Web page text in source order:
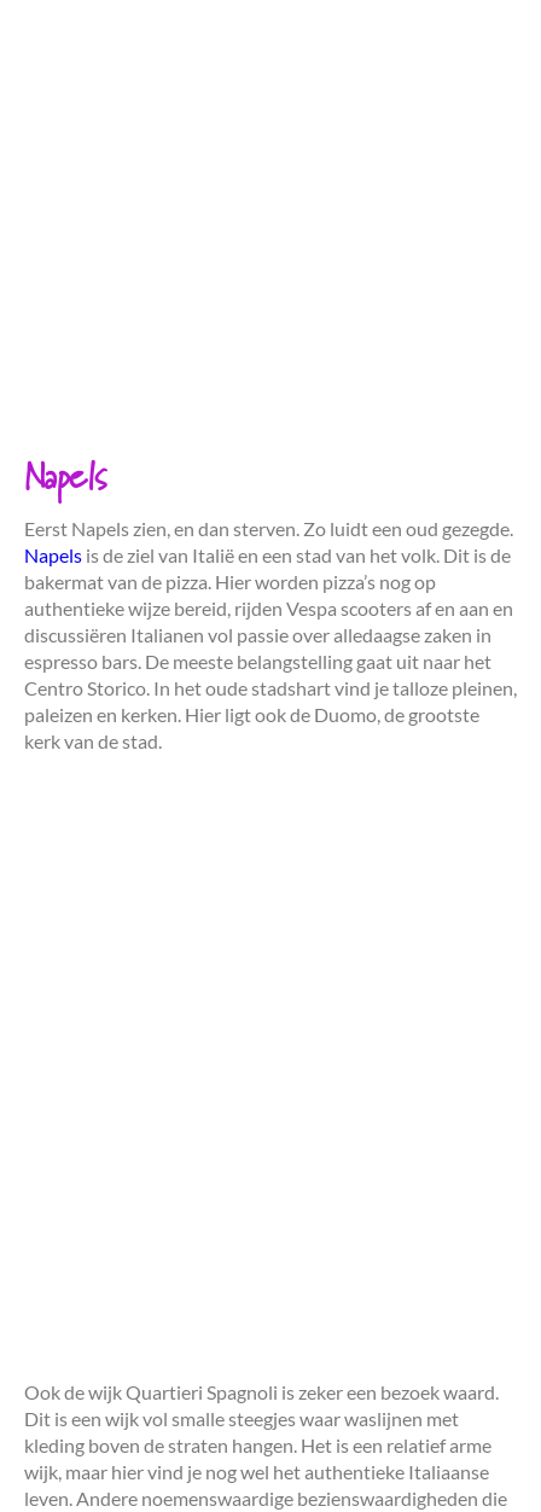
Napels
Eerst Napels zien, en dan sterven. Zo luidt een oud gezegde.
Napels is de ziel van Italië en een stad van het volk. Dit is de
bakermat van de pizza. Hier worden pizza’s nog op
authentieke wijze bereid, rijden Vespa scooters af en aan en
discussiëren Italianen vol passie over alledaagse zaken in
espresso bars. De meeste belangstelling gaat uit naar het
Centro Storico. In het oude stadshart vind je talloze pleinen,
paleizen en kerken. Hier ligt ook de Duomo, de grootste
kerk van de stad.
Ook de wijk Quartieri Spagnoli is zeker een bezoek waard.
Dit is een wijk vol smalle steegjes waar waslijnen met
kleding boven de straten hangen. Het is een relatief arme
wijk, maar hier vind je nog wel het authentieke Italiaanse
leven. Andere noemenswaardige bezienswaardigheden die